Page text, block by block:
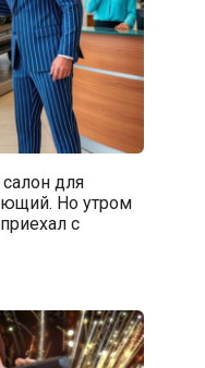
для
Но утром
с